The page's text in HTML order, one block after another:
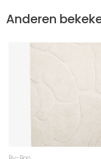
Anderen